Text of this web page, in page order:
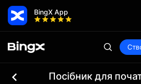
BingX App
Посібник для